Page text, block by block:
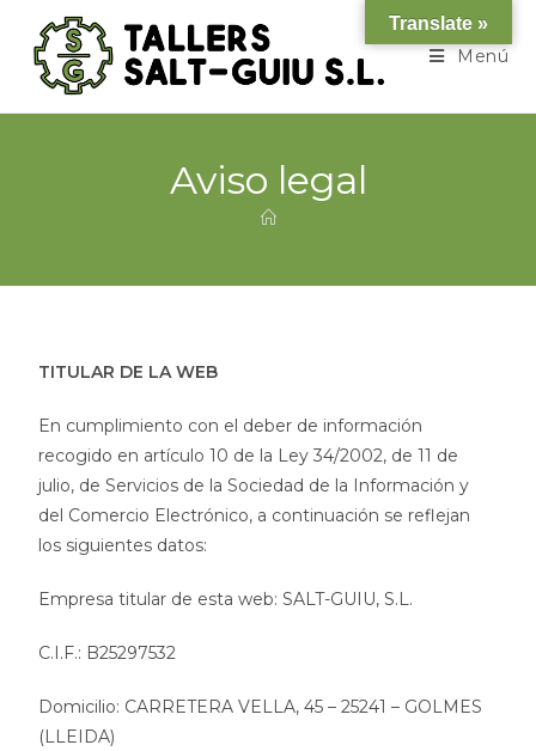
Menú
Aviso legal
TITULAR DE LA WEB
En cumplimiento con el deber de información
recogido en artículo 10 de la Ley 34/2002, de 11 de
julio, de Servicios de la Sociedad de la Información y
del Comercio Electrónico, a continuación se reflejan
los siguientes datos:
Empresa titular de esta web: SALT-GUIU, S.L.
C.I.F.: B25297532
Domicilio: CARRETERA VELLA, 45 – 25241 – GOLMES
(LLEIDA)
Translate »